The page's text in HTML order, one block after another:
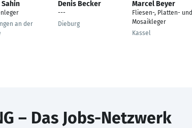
Sahin
an der
Denis Becker
---
Dieburg
Marcel Beyer
Fliesen-, Platten- und
Mosaikleger
Kassel
– Das Jobs-Netzwerk